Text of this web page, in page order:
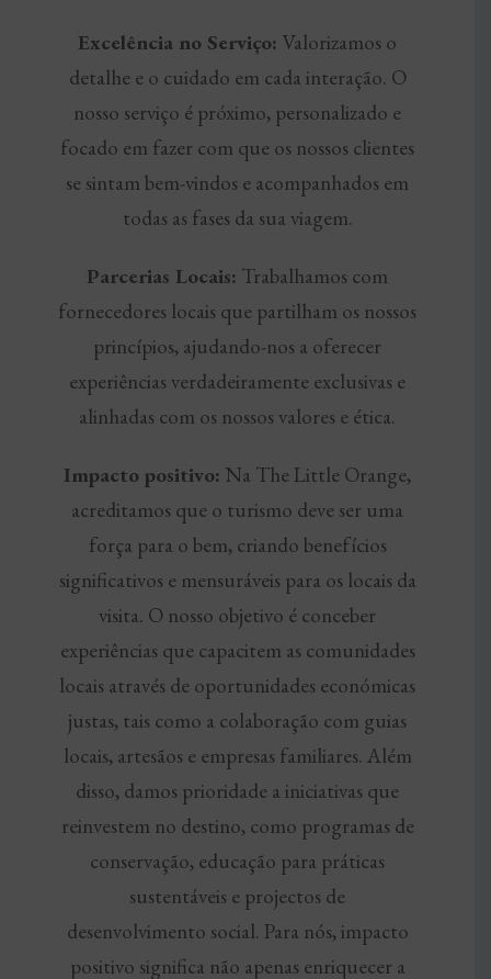
Excelência no Serviço: Valorizamos o
detalhe e o cuidado em cada interação. O
nosso serviço é próximo, personalizado e
focado em fazer com que os nossos clientes
se sintam bem-vindos e acompanhados em
todas as fases da sua viagem.
Parcerias Locais: Trabalhamos com
fornecedores locais que partilham os nossos
princípios, ajudando-nos a oferecer
experiências verdadeiramente exclusivas e
alinhadas com os nossos valores e ética.
Impacto positivo: Na The Little Orange,
acreditamos que o turismo deve ser uma
força para o bem, criando benefícios
significativos e mensuráveis para os locais da
visita. O nosso objetivo é conceber
experiências que capacitem as comunidades
locais através de oportunidades económicas
justas, tais como a colaboração com guias
locais, artesãos e empresas familiares. Além
disso, damos prioridade a iniciativas que
reinvestem no destino, como programas de
conservação, educação para práticas
sustentáveis e projectos de
desenvolvimento social. Para nós, impacto
positivo significa não apenas enriquecer a